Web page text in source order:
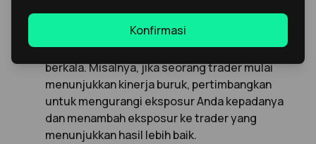
Terapkan Teknik Rebalancing Portofolio
Tinjau dan sesuaikan alokasi Anda secara
berkala. Misalnya, jika seorang trader mulai
menunjukkan kinerja buruk, pertimbangkan
untuk mengurangi eksposur Anda kepadanya
dan menambah eksposur ke trader yang
menunjukkan hasil lebih baik.
Konfirmasi